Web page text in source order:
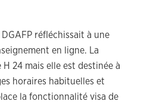
DGAFP réfléchissait à une
en ligne. La
24 mais elle est destinée à
horaires habituelles et
la fonctionnalité visa de